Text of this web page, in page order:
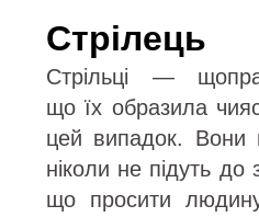
Стрілець
Стрільці —
що їх образила
цей випадок. Вони
ніколи не підуть
що просити